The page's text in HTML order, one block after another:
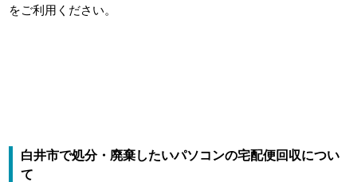
をご利用ください。
白井市で処分・廃棄したいパソコンの宅配便回収につい
て